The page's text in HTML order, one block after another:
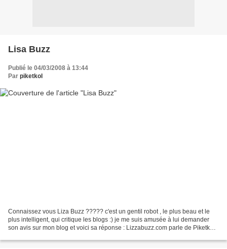
Lisa Buzz
Publié le 04/03/2008 à 13:44
Par piketkol
Connaissez vous Liza Buzz ????? c'est un gentil robot , le plus beau et le
plus intelligent, qui critique les blogs :) je me suis amusée à lui demander
son avis sur mon blog et voici sa réponse : Lizzabuzz.com parle de Piketkol :